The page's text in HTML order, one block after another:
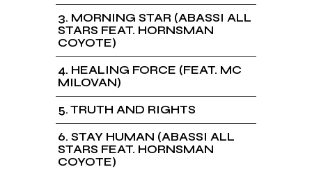
3 MORNING STAR (ABASSI ALL
STARS FEAT. HORNSMAN
COYOTE)
4 HEALING FORCE (FEAT. MC
MILOVAN)
5 TRUTH AND RIGHTS
6 STAY HUMAN (ABASSI ALL
STARS FEAT. HORNSMAN
COYOTE)